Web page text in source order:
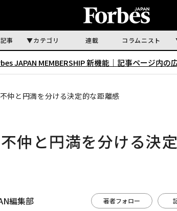
事 カテゴリ 連載 コラムニスト
JAPAN MEMBERSHIP 新機能｜ 記事ページ内の
仲と円満を分ける決定的な距離感
仲と円満を分ける決
編集部 著者フォロー